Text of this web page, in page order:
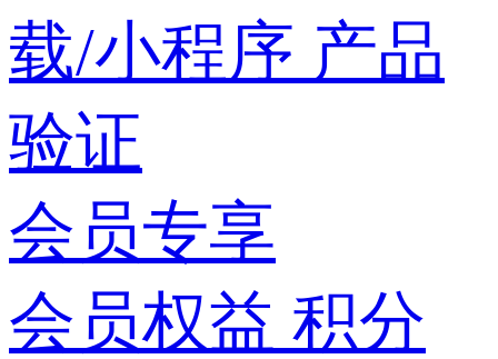
载/小程序 产品
验证
会员专享
会员权益 积分